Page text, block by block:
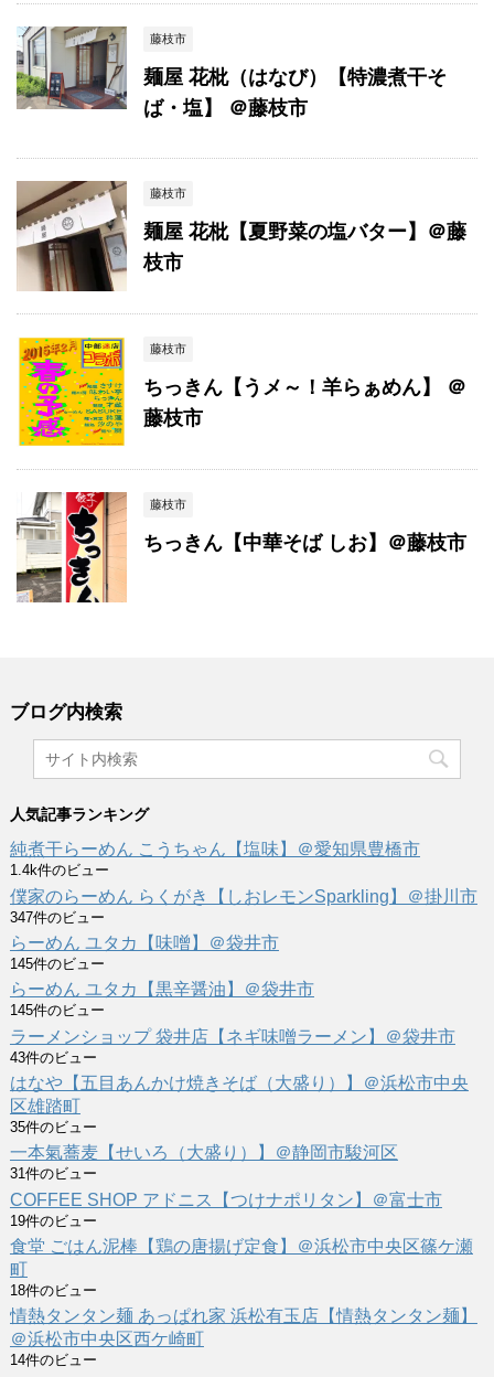
藤枝市
麺屋 花枇（はなび）【特濃煮干そ
ば・塩】 ＠藤枝市
藤枝市
麺屋 花枇【夏野菜の塩バター】＠藤
枝市
藤枝市
ちっきん【うメ～！羊らぁめん】 ＠
藤枝市
藤枝市
ちっきん【中華そば しお】＠藤枝市
ブログ内検索
人気記事ランキング
純煮干らーめん こうちゃん【塩味】＠愛知県豊橋市
1.4k件のビュー
僕家のらーめん らくがき【しおレモンSparkling】＠掛川市
347件のビュー
らーめん ユタカ【味噌】＠袋井市
145件のビュー
らーめん ユタカ【黒辛醤油】＠袋井市
145件のビュー
ラーメンショップ 袋井店【ネギ味噌ラーメン】＠袋井市
43件のビュー
はなや【五目あんかけ焼きそば（大盛り）】＠浜松市中央
区雄踏町
35件のビュー
一本氣蕎麦【せいろ（大盛り）】＠静岡市駿河区
31件のビュー
COFFEE SHOP アドニス【つけナポリタン】＠富士市
19件のビュー
食堂 ごはん泥棒【鶏の唐揚げ定食】＠浜松市中央区篠ケ瀬
町
18件のビュー
情熱タンタン麺 あっぱれ家 浜松有玉店【情熱タンタン麺】
＠浜松市中央区西ケ崎町
14件のビュー